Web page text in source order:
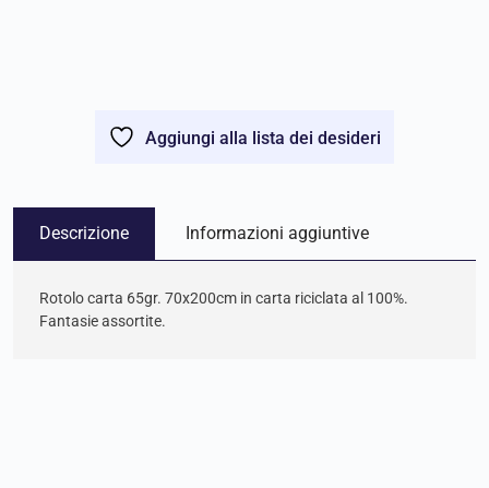
Aggiungi alla lista dei desideri
Descrizione Informazioni aggiuntive
Rotolo carta 65gr. 70x200cm in carta riciclata al 100%.
Fantasie assortite.